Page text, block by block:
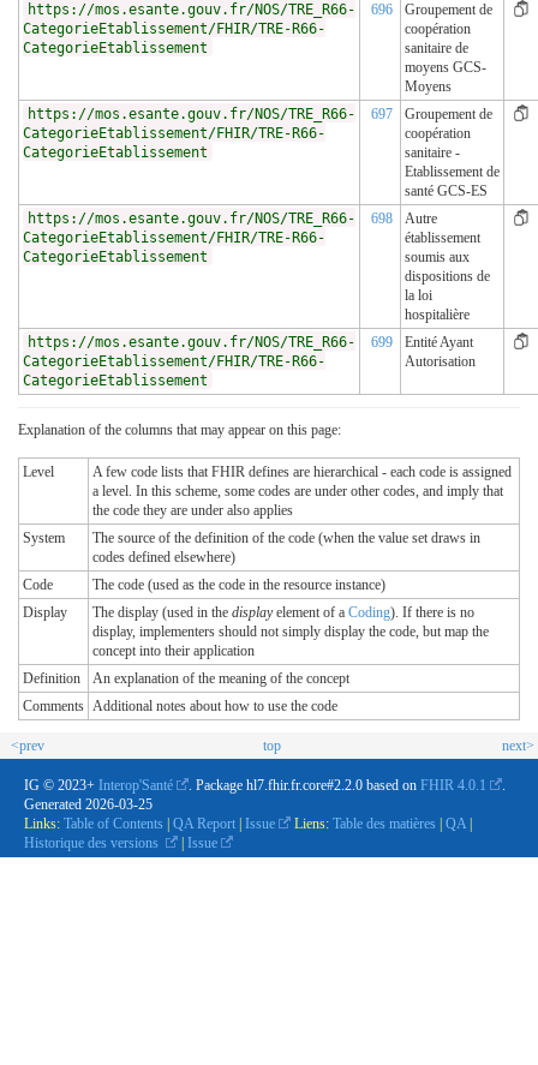
https://mos.esante.gouv.fr/NOS/TRE_R66-
CategorieEtablissement/FHIR/TRE-R66-
CategorieEtablissement
696
Groupement de
coopération
sanitaire de
moyens GCS-
Moyens
https://mos.esante.gouv.fr/NOS/TRE_R66-
CategorieEtablissement/FHIR/TRE-R66-
CategorieEtablissement
697
Groupement de
coopération
sanitaire -
Etablissement de
santé GCS-ES
https://mos.esante.gouv.fr/NOS/TRE_R66-
CategorieEtablissement/FHIR/TRE-R66-
CategorieEtablissement
698
Autre
établissement
soumis aux
dispositions de
la loi
hospitalière
https://mos.esante.gouv.fr/NOS/TRE_R66-
CategorieEtablissement/FHIR/TRE-R66-
CategorieEtablissement
699
Entité Ayant
Autorisation
Explanation of the columns that may appear on this page:
Level
A few code lists that FHIR defines are hierarchical - each code is assigned
a level. In this scheme, some codes are under other codes, and imply that
the code they are under also applies
System
The source of the definition of the code (when the value set draws in
codes defined elsewhere)
Code
The code (used as the code in the resource instance)
Display
The display (used in the displayelement of a Coding). If there is no
display, implementers should not simply display the code, but map the
concept into their application
Definition
An explanation of the meaning of the concept
Comments Additional notes about how to use the code
<prev top next>
IG © 2023+ Interop'Santé . Package hl7.fhir.fr.core#2.2.0 based on FHIR 4.0.1
.
Generated 2026-03-25
Links: Table of Contents QA Report Issue Liens: Table des matières QA
Historique des versions
Issue